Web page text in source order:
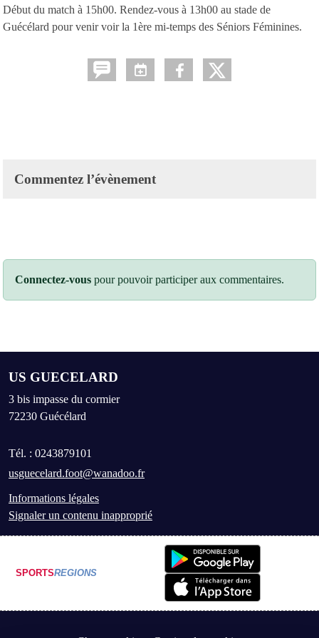
Début du match à 15h00. Rendez-vous à 13h00 au stade de
Guécélard pour venir voir la 1ère mi-temps des Séniors Féminines.
Commentez l’évènement
Connectez-vous pour pouvoir participer aux commentaires.
US GUECELARD
3 bis impasse du cormier
72230 Guécélard
Tél. : 0243879101
usguecelard.foot@wanadoo.fr
Informations légales
Signaler un contenu inapproprié
SPORTSREGIONS